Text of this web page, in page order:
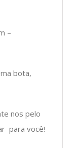
–
bota,
nos pelo
para você!